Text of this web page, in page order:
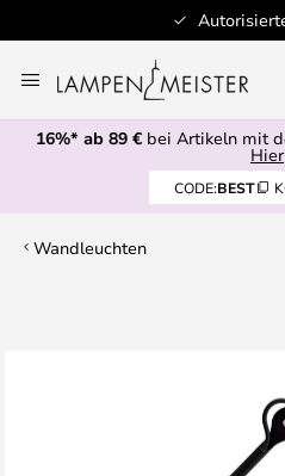
Inhalt
springen
16%* ab 89 € bei Artikeln mit
Hier
CODE:BEST
Wandleuchten